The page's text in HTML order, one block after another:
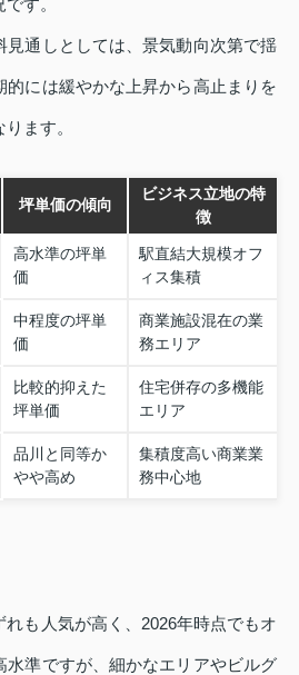
見通しとしては、景気動向次第で揺
的には緩やかな上昇から高止まりを
ます。
坪単価の傾向
ビジネス立地の特
徴
高水準の坪単
価
駅直結大規模オフ
ィス集積
中程度の坪単
価
商業施設混在の業
務エリア
比較的抑えた
坪単価
住宅併存の多機能
エリア
品川と同等か
やや高め
集積度高い商業業
務中心地
も人気が高く、2026年時点でもオ
水準ですが、細かなエリアやビルグ